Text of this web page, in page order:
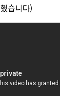
습니다)